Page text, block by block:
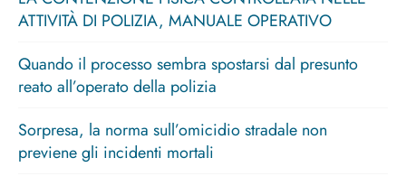
ATTIVITÀ DI POLIZIA, MANUALE OPERATIVO
Quando il processo sembra spostarsi dal presunto
reato all’operato della polizia
Sorpresa, la norma sull’omicidio stradale non
previene gli incidenti mortali